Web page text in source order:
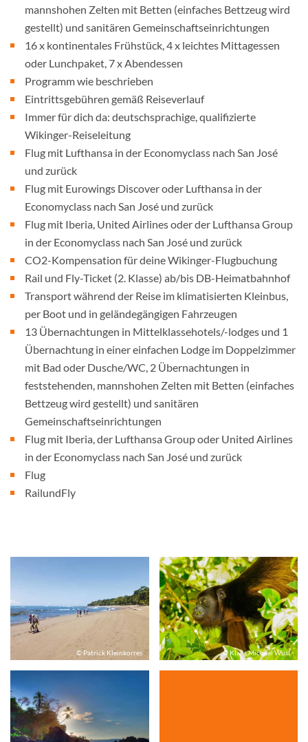
mannshohen Zelten mit Betten (einfaches Bettzeug wird
gestellt) und sanitären Gemeinschaftseinrichtungen
16 x kontinentales Frühstück, 4 x leichtes Mittagessen
oder Lunchpaket, 7 x Abendessen
Programm wie beschrieben
Eintrittsgebühren gemäß Reiseverlauf
Immer für dich da: deutschsprachige, qualifizierte
Wikinger-Reiseleitung
Flug mit Lufthansa in der Economyclass nach San José
und zurück
Flug mit Eurowings Discover oder Lufthansa in der
Economyclass nach San José und zurück
Flug mit Iberia, United Airlines oder der Lufthansa Group
in der Economyclass nach San José und zurück
CO2-Kompensation für deine Wikinger-Flugbuchung
Rail und Fly-Ticket (2. Klasse) ab/bis DB-Heimatbahnhof
Transport während der Reise im klimatisierten Kleinbus,
per Boot und in geländegängigen Fahrzeugen
13 Übernachtungen in Mittelklassehotels/-lodges und 1
Übernachtung in einer einfachen Lodge im Doppelzimmer
mit Bad oder Dusche/WC, 2 Übernachtungen in
feststehenden, mannshohen Zelten mit Betten (einfaches
Bettzeug wird gestellt) und sanitären
Gemeinschaftseinrichtungen
Flug mit Iberia, der Lufthansa Group oder United Airlines
in der Economyclass nach San José und zurück
Flug
RailundFly
© Patrick Kleinkorres © Klaus Michael Wüst